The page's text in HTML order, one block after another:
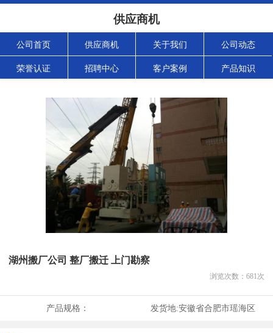
供应商机
公司首页 供应商机 关于我们 公司动态
荣誉认证 招聘中心 客户案例 产品知识
湖州搬厂公司 整厂搬迁 上门勘察
浏览次数： 681次
产品规格： 发货地:安徽省合肥市瑶海区